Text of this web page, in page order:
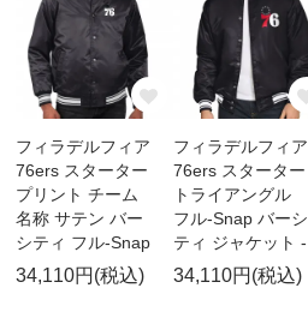
フィラデルフィア
76ers スターター
プリント チーム
名称 サテン バー
シティ フル-Snap
34,110円(税込)
フィラデルフィア
76ers スターター
トライアングル
フル-Snap バーシ
ティ ジャケット -
34,110円(税込)